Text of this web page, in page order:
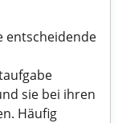
entscheidende
sie bei ihren
Häufig